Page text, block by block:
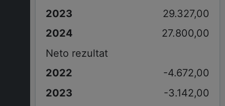
29.327,00
27.800,00
Neto rezultat
-4.672,00
-3.142,00